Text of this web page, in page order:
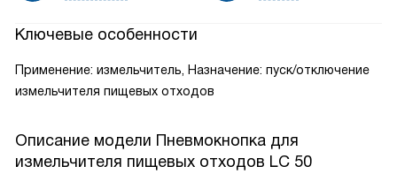
Ключевые особенности
Применение: измельчитель, Назначение: пуск/отключение
измельчителя пищевых отходов
Описание модели Пневмокнопка для
измельчителя пищевых отходов LC 50